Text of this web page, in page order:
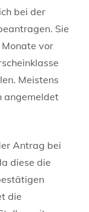
bei der
Sie
vor
Meistens
angemeldet
Antrag bei
diese die
die